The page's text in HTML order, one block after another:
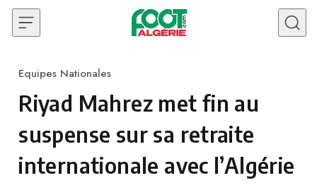
Skip to content
Category
Equipes Nationales
Riyad Mahrez met fin au
suspense sur sa retraite
internationale avec l’Algérie